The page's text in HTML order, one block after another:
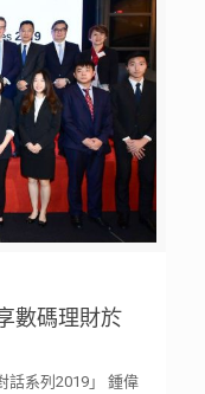
數碼理財於
話系列2019」 鍾偉